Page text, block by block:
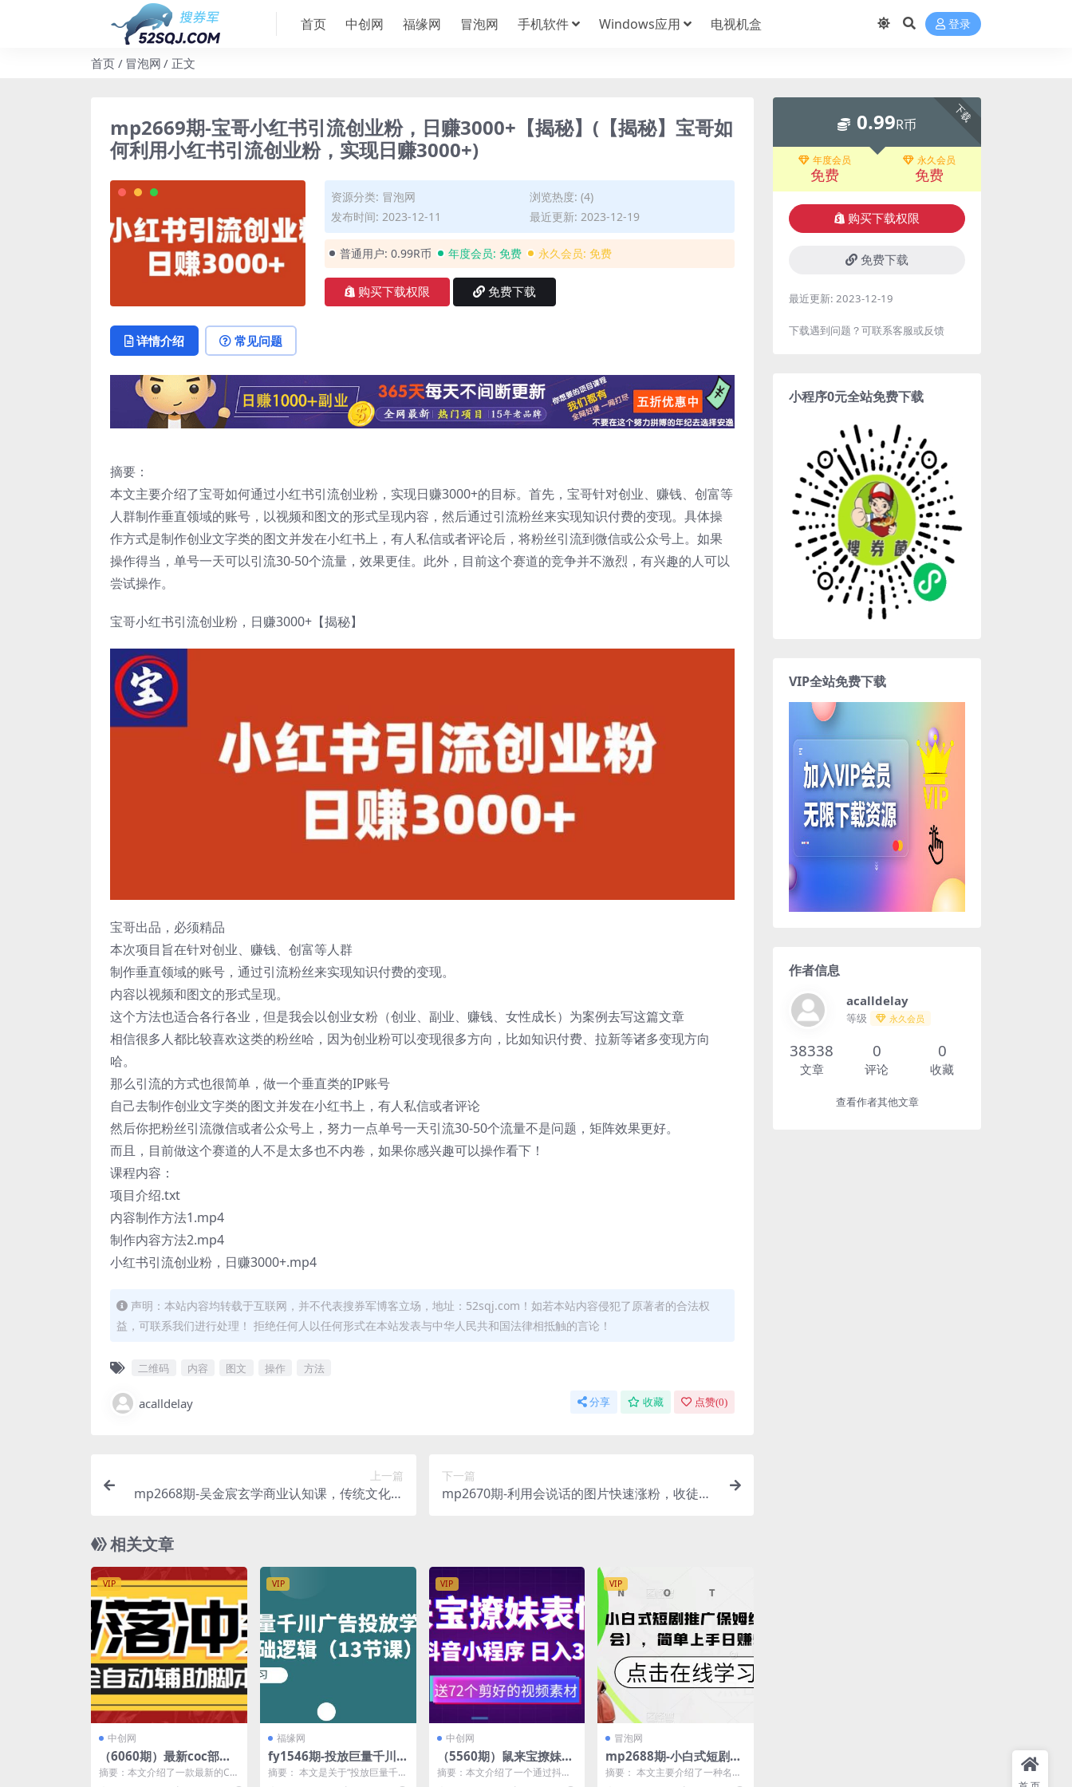
首页 中创网 福缘网 冒泡网 手机软件 Windows应用 电视机盒 登录
首页 冒泡网 正文
mp2669期-宝哥小红书引流创业粉，日赚3000+【揭秘】(【揭秘】宝哥如
何利用小红书引流创业粉，实现日赚3000+)
资源分类: 冒泡网
浏览热度: (4)
发布时间: 2023-12-11
最近更新: 2023-12-19
普通用户: 0.99R币 年度会员: 免费 永久会员: 免费
购买下载权限 免费下载
详情介绍 常见问题
摘要：
本文主要介绍了宝哥如何通过小红书引流创业粉，实现日赚3000+的目标。首先，宝哥针对创业、赚钱、创富等
人群制作垂直领域的账号，以视频和图文的形式呈现内容，然后通过引流粉丝来实现知识付费的变现。具体操
作方式是制作创业文字类的图文并发在小红书上，有人私信或者评论后，将粉丝引流到微信或公众号上。如果
操作得当，单号一天可以引流30-50个流量，效果更佳。此外，目前这个赛道的竞争并不激烈，有兴趣的人可以
尝试操作。
宝哥小红书引流创业粉，日赚3000+【揭秘】
宝哥出品，必须精品
本次项目旨在针对创业、赚钱、创富等人群
制作垂直领域的账号，通过引流粉丝来实现知识付费的变现。
内容以视频和图文的形式呈现。
这个方法也适合各行各业，但是我会以创业女粉（创业、副业、赚钱、女性成长）为案例去写这篇文章
相信很多人都比较喜欢这类的粉丝哈，因为创业粉可以变现很多方向，比如知识付费、拉新等诸多变现方向
哈。
那么引流的方式也很简单，做一个垂直类的IP账号
自己去制作创业文字类的图文并发在小红书上，有人私信或者评论
然后你把粉丝引流微信或者公众号上，努力一点单号一天引流30-50个流量不是问题，矩阵效果更好。
而且，目前做这个赛道的人不是太多也不内卷，如果你感兴趣可以操作看下！
课程内容：
项目介绍.txt
内容制作方法1.mp4
制作内容方法2.mp4
小红书引流创业粉，日赚3000+.mp4
声明：本站内容均转载于互联网，并不代表搜券军博客立场，地址：52sqj.com！如若本站内容侵犯了原著者的合法权
益，可联系我们进行处理！ 拒绝任何人以任何形式在本站发表与中华人民共和国法律相抵触的言论！
二维码 内容 图文 操作 方法
acalldelay 分享 收藏 点赞(0)
上一篇
mp2668期-吴金宸玄学商业认知课，传统文化商
下一篇
mp2670期-利用会说话的图片快速涨粉，收徒，
相关文章
VIP
中创网
（6060期）最新coc部落
冲突辅助脚本，自动刷墙
摘要：本文介绍了一款最新的CO
C部落冲突辅助脚本，该脚本可
VIP
福缘网
fy1546期-投放巨量千川
广告投放学习实战系列基
摘要： 本文是关于“投放巨量千川
广告投放学习实战系列基础逻辑
VIP
中创网
（5560期）鼠来宝撩妹表
情包，通过抖音小程序变
摘要：本文介绍了一个通过抖音
小程序变现的鼠来宝撩妹表情包
VIP
冒泡网
mp2688期-小白式短剧推
广保姆级教程（包教包
摘要： 本文主要介绍了一种名为
“小白式短剧推广”的赚钱项目。
下载
0.99R币
年度会员
免费
永久会员
免费
购买下载权限
免费下载
最近更新: 2023-12-19
下载遇到问题？可联系客服或反馈
小程序0元全站免费下载
VIP全站免费下载
作者信息
acalldelay
等级 永久会员
38338
文章
0
评论
0
收藏
查看作者其他文章